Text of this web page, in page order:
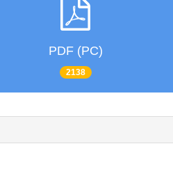
PDF (PC)
2138